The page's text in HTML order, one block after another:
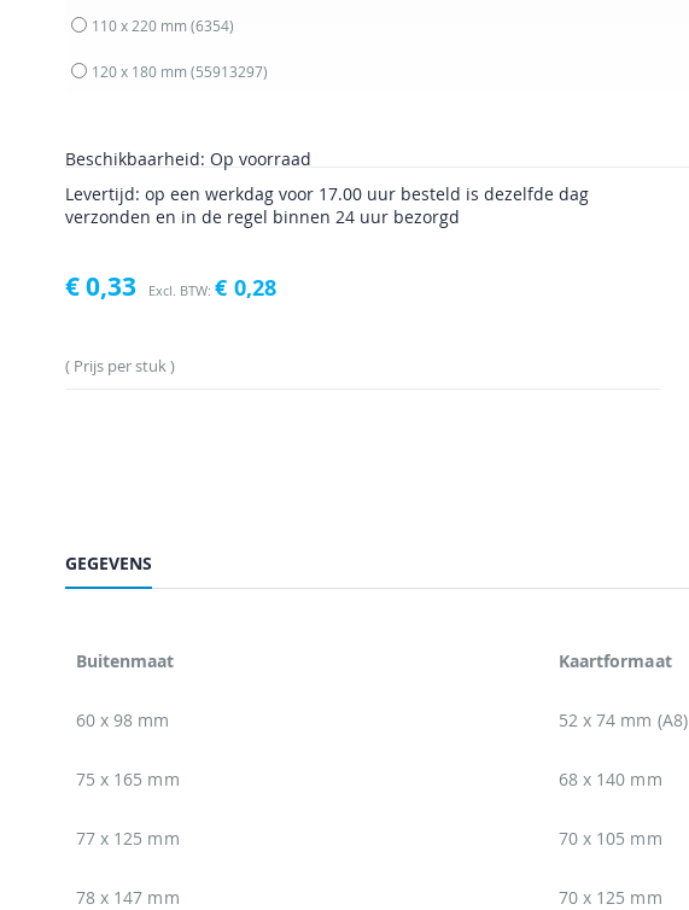
110 x 220 mm(6354)
120 x 180 mm(55913297)
Beschikbaarheid: Op voorraad
Levertijd: op een werkdag voor 17.00 uur besteld is dezelfde dag
verzonden en in de regel binnen 24 uur bezorgd
€ 0,33 € 0,28
Prijs per stuk
GEGEVENS
Buitenmaat Kaartformaat
60 x 98 mm 52 x 74 mm (A8)
75 x 165 mm 68 x 140 mm
77 x 125 mm 70 x 105 mm
78 x 147 mm 70 x 125 mm